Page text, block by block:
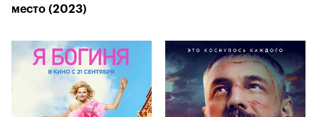
место (2023)